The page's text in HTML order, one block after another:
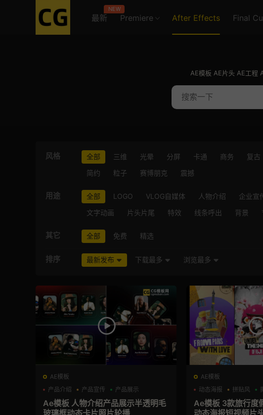
最新
NEW
Premiere After Effects Final
AE模板 AE片头 AE工程
风格 全部 三维 光晕 分屏 卡通 商务 复古
简约
粒子 赛博朋克 震撼
用途 全部 LOGO VLOG自媒体 人物介绍 企业宣
文字动画
片头片尾 特效 线条呼出 背景
其它 全部 免费 精选
排序 最新发布 下载最多 浏览最多
AE模板
产品介绍
产品宣传 产品展示
Ae模板 人物介绍产品展示半透明毛
玻璃框动态卡片照片轮播
AE模板
动态海报
拼贴风
Ae模板 3款旅行度
动态海报短视频片